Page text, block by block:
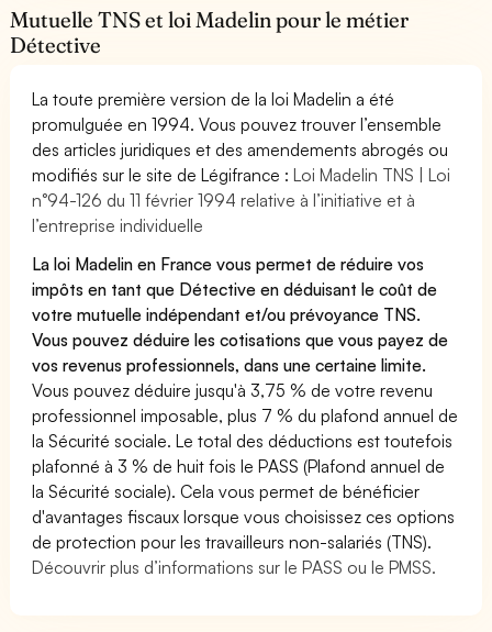
Mutuelle TNS et loi Madelin pour le métier
Détective
La toute première version de la loi Madelin a été
promulguée en 1994. Vous pouvez trouver l’ensemble
des articles juridiques et des amendements abrogés ou
modifiés sur le site de Légifrance :Loi Madelin TNS | Loi
n°94-126 du 11 février 1994 relative à l’initiative et à
l’entreprise individuelle
La loi Madelin en France vous permet de réduire vos
impôts en tant que Détective en déduisant le coût de
votre mutuelle indépendant et/ou prévoyance TNS.
Vous pouvez déduire les cotisations que vous payez de
vos revenus professionnels, dans une certaine limite.
Vous pouvez déduire jusqu'à 3,75 % de votre revenu
professionnel imposable, plus 7 % du plafond annuel de
la Sécurité sociale. Le total des déductions est toutefois
plafonné à 3 % de huit fois le PASS (Plafond annuel de
la Sécurité sociale). Cela vous permet de bénéficier
d'avantages fiscaux lorsque vous choisissez ces options
de protection pour les travailleurs non-salariés (TNS).
Découvrir plus d’informations sur le PASS ou le PMSS.